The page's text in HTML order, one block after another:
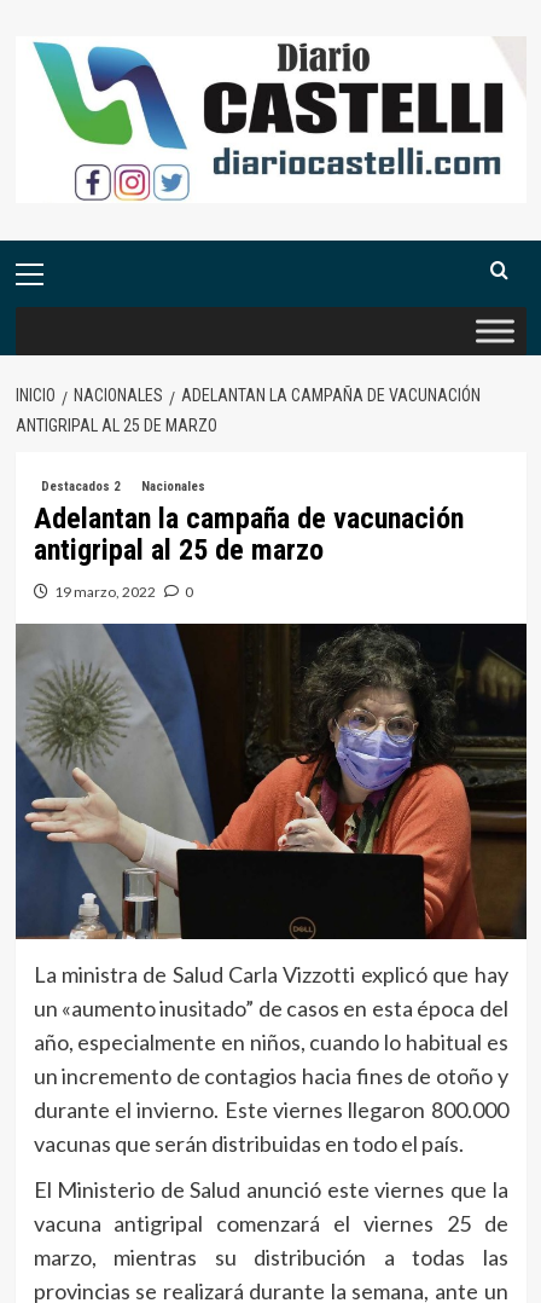
contenido
Menú
INICIO NACIONALES
ADELANTAN LA CAMPAÑA DE VACUNACIÓN
ANTIGRIPAL AL 25 DE MARZO
Destacados 2 Nacionales
Adelantan la campaña de vacunación
antigripal al 25 de marzo
19 marzo, 2022 0
La ministra de Salud Carla Vizzotti explicó que hay
un «aumento inusitado” de casos en esta época del
año, especialmente en niños, cuando lo habitual es
un incremento de contagios hacia fines de otoño y
durante el invierno. Este viernes llegaron 800.000
vacunas que serán distribuidas en todo el país.
El Ministerio de Salud anunció este viernes que la
vacuna antigripal comenzará el viernes 25 de
marzo, mientras su distribución a todas las
provincias se realizará durante la semana, ante un